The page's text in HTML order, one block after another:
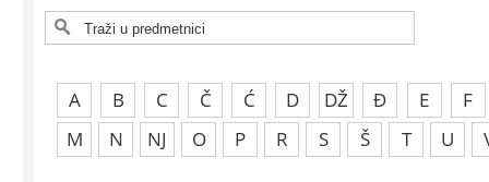
A B C Č Ć D DŽ Đ E
F
M
N NJ O P R S Š T U